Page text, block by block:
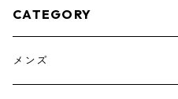
CATEGORY
メンズ